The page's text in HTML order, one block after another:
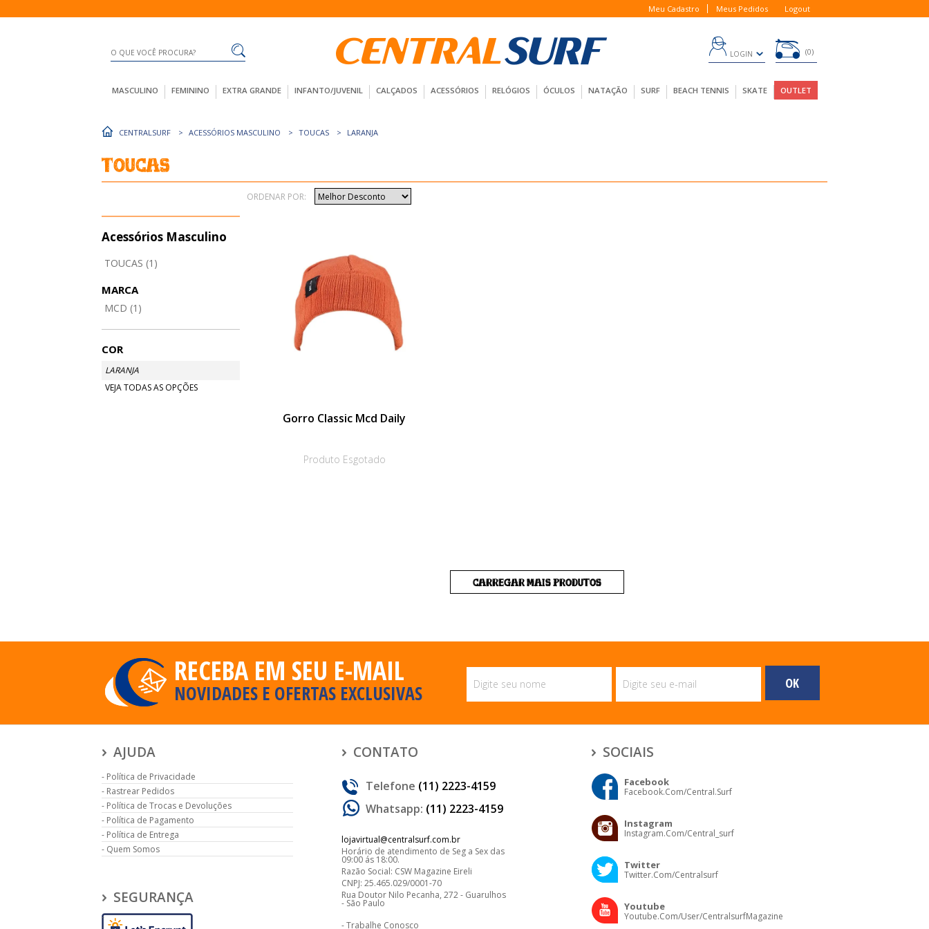
Meu Cadastro Meus Pedidos Logout
LOGIN 0
MASCULINO FEMININO EXTRA GRANDE INFANTO/JUVENIL CALÇADOS ACESSÓRIOS RELÓGIOS ÓCULOS NATAÇÃO SURF BEACH TENNIS SKATE OUTLET
CENTRALSURF ACESSÓRIOS MASCULINO TOUCAS LARANJA
Toucas
Acessórios Masculino
TOUCAS (1)
MARCA
MCD (1)
COR
LARANJA
VEJA TODAS AS OPÇÕES
ORDENAR POR:
Gorro Classic Mcd Daily
Produto Esgotado
CARREGAR MAIS PRODUTOS
RECEBA EM SEU E-MAIL
NOVIDADES E OFERTAS EXCLUSIVAS
AJUDA
Política de Privacidade
Rastrear Pedidos
Política de Trocas e Devoluções
Política de Pagamento
Política de Entrega
Quem Somos
SEGURANÇA
CONTATO
Telefone (11) 2223-4159
Whatsapp: (11) 2223-4159
lojavirtual@centralsurf.com.br
Horário de atendimento de Seg a Sex das
09:00 ás 18:00.
Razão Social: CSW Magazine Eireli
CNPJ: 25.465.029/0001-70
Rua Doutor Nilo Pecanha, 272 - Guarulhos
- São Paulo
Trabalhe Conosco
SOCIAIS
Facebook
Facebook.com/central.surf
Instagram
Instagram.com/central_surf
Twitter
Twitter.com/centralsurf
Youtube
Youtube.com/user/CentralsurfMagazine